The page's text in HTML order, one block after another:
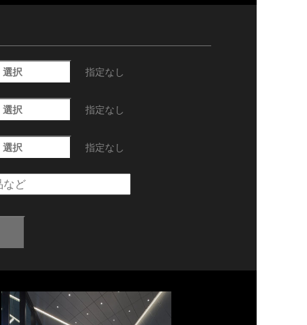
選択 指定なし
選択 指定なし
選択 指定なし